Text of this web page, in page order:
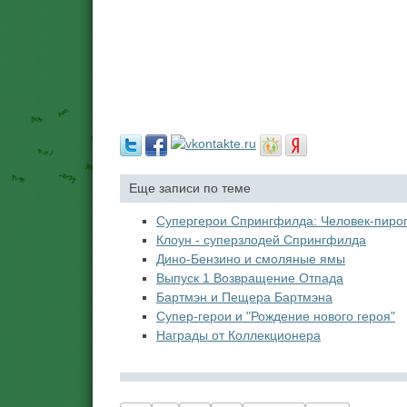
Еще записи по теме
Супергерои Спрингфилда: Человек-
Клоун - суперзлодей Спрингфилда
Дино-Бензино и смоляные ямы
Выпуск 1 Возвращение Отпада
Бартмэн и Пещера Бартмэна
Супер-герои и "Рождение нового героя"
Награды от Коллекционера